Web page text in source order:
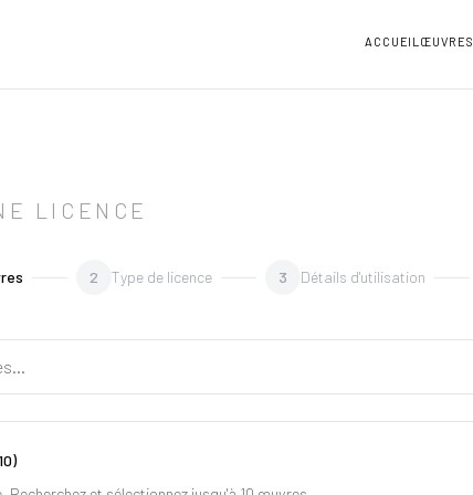
ACCUEIL ŒUVRES
LICENCE
2 Type de licence 3 Détails d'utilisation